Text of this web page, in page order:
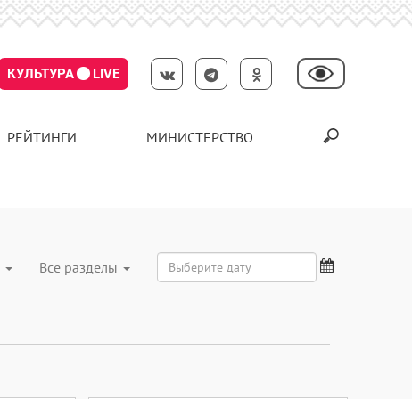
КУЛЬТУРА LIVE
РЕЙТИНГИ МИНИСТЕРСТВО
Все разделы